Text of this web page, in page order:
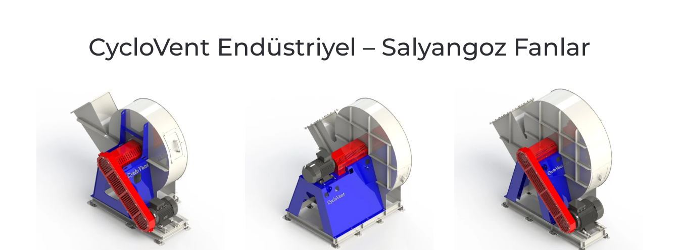
CycloVent Endüstriyel – Salyangoz Fanlar